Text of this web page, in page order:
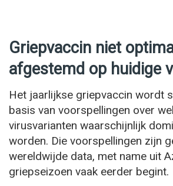
Griepvaccin niet
afgestemd op huidige
Het jaarlijkse griepvaccin wordt
basis van voorspellingen over
virusvarianten waarschijnlijk
worden. Die voorspellingen zijn
wereldwijde data, met name uit
griepseizoen vaak eerder begint.